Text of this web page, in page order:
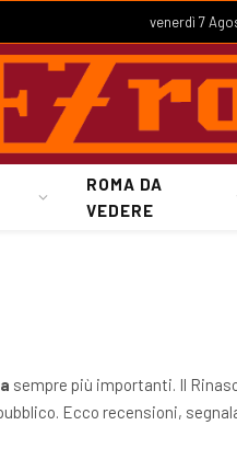
venerdì 7
ROMA DA
VEDERE
sempre più importanti. Il
Ecco recensioni,